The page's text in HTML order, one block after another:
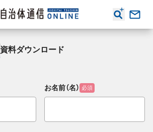
資料ダウンロード
お名前（名） 必須